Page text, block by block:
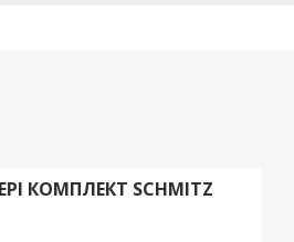
КОМПЛЕКТ SCHMITZ